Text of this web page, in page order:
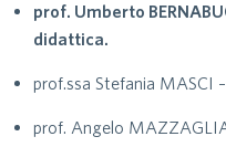
prof. Umberto
didattica.
prof.ssa Stefania MASCI
prof. Angelo